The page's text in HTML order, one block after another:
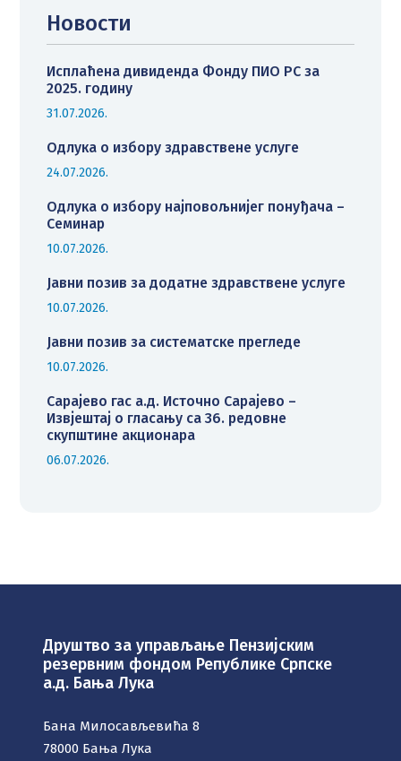
Новости
Исплаћена дивиденда Фонду ПИО РС за
2025. годину
31.07.2026.
Одлука о избору здравствене услуге
24.07.2026.
Одлука о избору најповољнијег понуђача –
Семинар
10.07.2026.
Јавни позив за додатне здравствене услуге
10.07.2026.
Јавни позив за систематске прегледе
10.07.2026.
Сарајево гас а.д. Источно Сарајево –
Извјештај о гласању са 36. редовне
скупштине акционара
06.07.2026.
Друштво за управљање Пензијским
резервним фондом Републике Српске
а.д. Бања Лука
Бана Милосављевића 8
78000 Бања Лука